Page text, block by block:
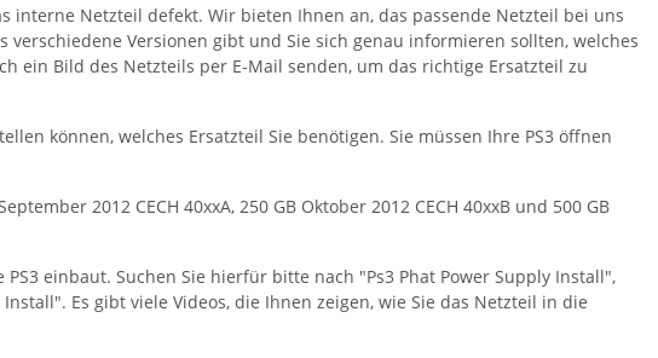
Netzteil defekt. Wir bieten Ihnen an, das passende Netzteil bei uns
Versionen gibt und Sie sich genau informieren sollten, welches
ein Bild des Netzteils per E-Mail senden, um das richtige Ersatzteil zu
können, welches Ersatzteil Sie benötigen. Sie müssen Ihre PS3 öffnen
2012 CECH 40xxA, 250 GB Oktober 2012 CECH 40xxB und 500 GB
einbaut. Suchen Sie hierfür bitte nach "Ps3 Phat Power Supply Install",
Es gibt viele Videos, die Ihnen zeigen, wie Sie das Netzteil in die